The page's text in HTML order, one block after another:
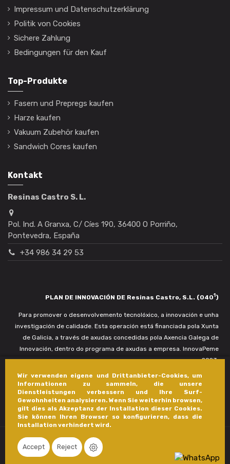
Wir verwenden eigene und Drittanbieter-Cookies, um
Informationen zu sammeln, die unsere
Dienstleistungen verbessern und Ihre Surf-
Gewohnheiten analysieren. Wenn Sie weiterhin browsen,
gilt dies als Akzeptanz der Installation dieser Cookies.
Sie können Ihren Browser so konfigurieren, dass die
Installation verhindert wird.
Accept Reject
Impressum und Datenschutzerklärung
Politik von Cookies
Sichere Zahlung
Bedingungen für den Kauf
Top-Produkte
Fasern und Prepregs kaufen
Harze kaufen
Vakuum Zubehör kaufen
Sandwich Cores kaufen
Kontakt
Resinas Castro S. L.
Pol. Ind. A Granxa, C/ Cíes 190, 36400 O Porriño,
Pontevedra, España
+34 986 34 29 53
PLAN DE INNOVACIÓN DE Resinas Castro, S.L. (0401)
Para promover o desenvolvemento tecnolóxico, a innovación e unha
investigación de calidade. Esta operación está financiada pola Xunta
de Galicia, a través de axudas concedidas pola Axencia Galega de
Innovación, dentro do programa de axudas a empresa. InnovaPeme
2023.